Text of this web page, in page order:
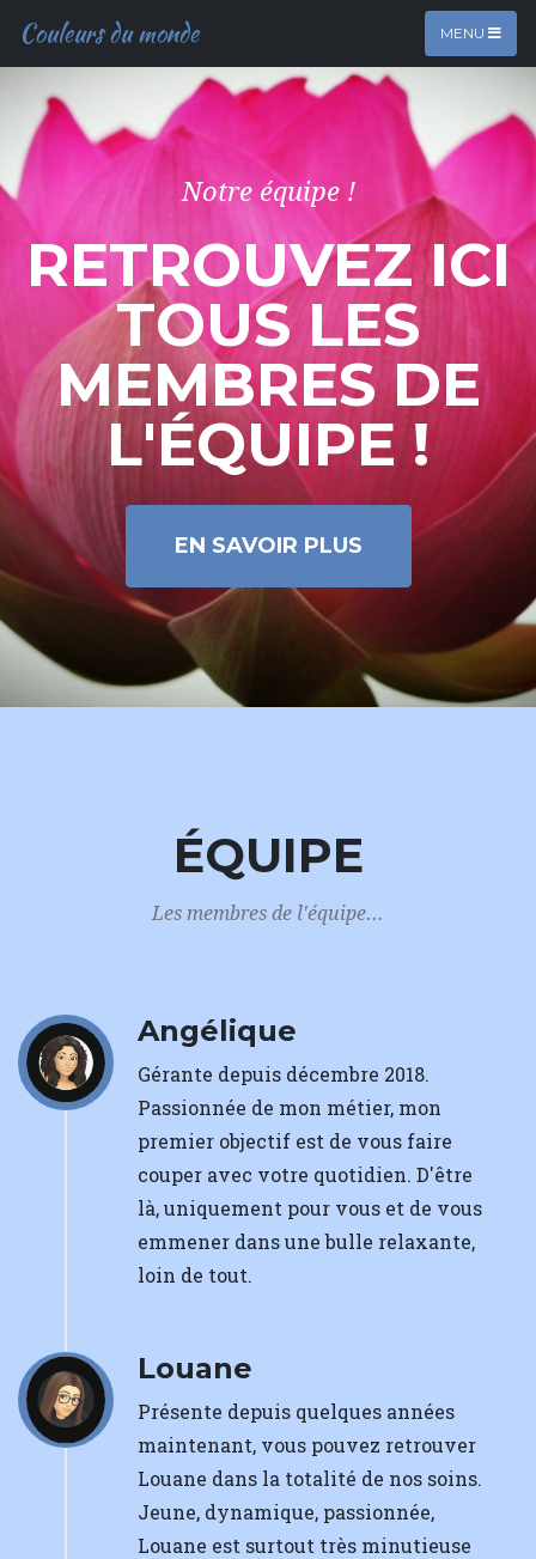
Couleurs du monde MENU
Notre équipe !
RETROUVEZ ICI
TOUS LES
MEMBRES DE
L'ÉQUIPE !
EN SAVOIR PLUS
ÉQUIPE
Les membres de l'équipe...
Angélique
Gérante depuis décembre 2018.
Passionnée de mon métier, mon
premier objectif est de vous faire
couper avec votre quotidien. D'être
là, uniquement pour vous et de vous
emmener dans une bulle relaxante,
loin de tout.
Louane
Présente depuis quelques années
maintenant, vous pouvez retrouver
Louane dans la totalité de nos soins.
Jeune, dynamique, passionnée,
Louane est surtout très minutieuse